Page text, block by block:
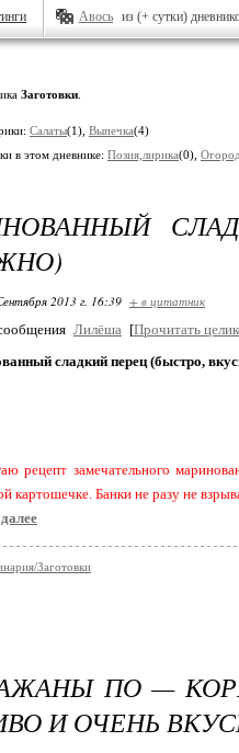
Авось из (+ сутки)
Заготовки
Салаты(1), Выпечка(4)
в этом дневнике: Позия,лирика(0), Огород
2013 г. 16:39 + в цитатник
Лилёша [Прочитать
сладкий перец (быстро,
рецепт замечательного
картошечке. Банки не разу не
Заготовки
ПО —
И ОЧЕНЬ